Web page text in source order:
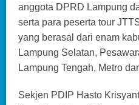
anggota DPRD Lampung
serta para peserta tour
yang berasal dari enam
Lampung Selatan,
Lampung Tengah, Metro
Sekjen PDIP Hasto